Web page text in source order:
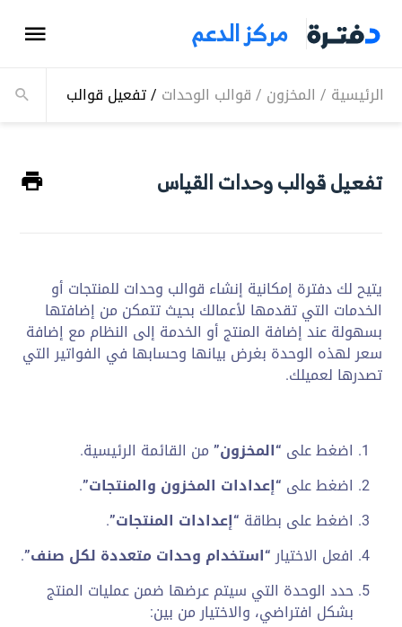
مركز الدعم
الرئيسية / المخزون /قوالب الوحدات /تفعيل قوالب وحدات
تفعيل قوالب وحدات القياس
يتيح لك دفترة إمكانية إنشاء قوالب وحدات للمنتجات أو
الخدمات التي تقدمها لأعمالك بحيث تتمكن من إضافتها
بسهولة عند إضافة المنتج أو الخدمة إلى النظام مع إضافة
سعر لهذه الوحدة بغرض بيانها وحسابها في الفواتير التي
تصدرها لعميلك.
اضغط على “المخزون”من القائمة الرئيسية.
اضغط على “إعدادات المخزون والمنتجات”.
اضغط على بطاقة “إعدادات المنتجات”.
افعل الاختيار“استخدام وحدات متعددة لكل صنف”.
حدد الوحدة التي سيتم عرضها ضمن عمليات المنتج
بشكل افتراضي، والاختيار من بين: